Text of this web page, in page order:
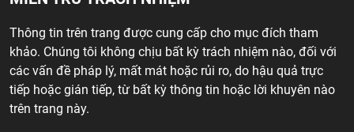
Thông tin trên trang được cung cấp cho mục đích tham
khảo. Chúng tôi không chịu bất kỳ trách nhiệm nào, đối với
các vấn đề pháp lý, mất mát hoặc rủi ro, do hậu quả trực
tiếp hoặc gián tiếp, từ bất kỳ thông tin hoặc lời khuyên nào
trên trang này.